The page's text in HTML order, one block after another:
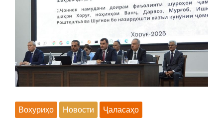
НЕЗАВИСИМОСТИ
С
РАХМОНОМ
Вохуриҳо Новости Ҷаласаҳо